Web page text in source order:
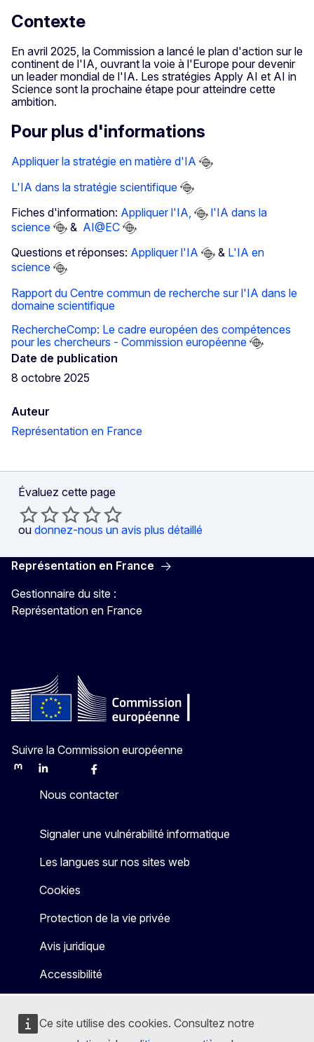
Ce site utilise des cookies. Consultez notre
Contexte
En avril 2025, la Commission a lancé le plan d'action sur le
continent de l'IA, ouvrant la voie à l'Europe pour devenir
un leader mondial de l'IA. Les stratégies Apply AI et AI in
Science sont la prochaine étape pour atteindre cette
ambition.
Pour plus d'informations
Appliquer la stratégie en matière d'IA
L'IA dans la stratégie scientifique
Fiches d'information: Appliquer l'IA,
l'IA dans la
science
& AI@EC
Questions et réponses: Appliquer l'IA & L'IA en
science
Rapport du Centre commun de recherche sur l'IA dans le
domaine scientifique
RechercheComp: Le cadre européen des compétences
pour les chercheurs - Commission européenne
Date de publication
8 octobre 2025
Auteur
Représentation en France
Évaluez cette page
ou donnez-nous un avis plus détaillé
Représentation en France
Gestionnaire du site :
Représentation en France
Suivre la Commission européenne
MastodonLinkedInBlueskyFacebook
Nous contacter
Signaler une vulnérabilité informatique
Les langues sur nos sites web
Cookies
Protection de la vie privée
Avis juridique
Accessibilité